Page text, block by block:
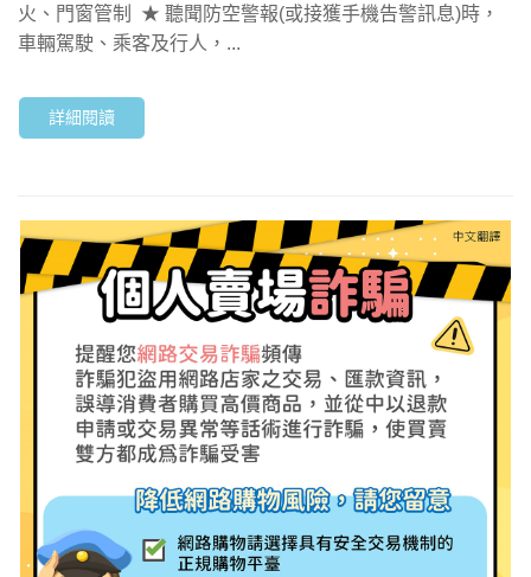
火、門窗管制 ★ 聽聞防空警報(或接獲手機告警訊息)時，
車輛駕駛、乘客及行人，...
詳細閱讀